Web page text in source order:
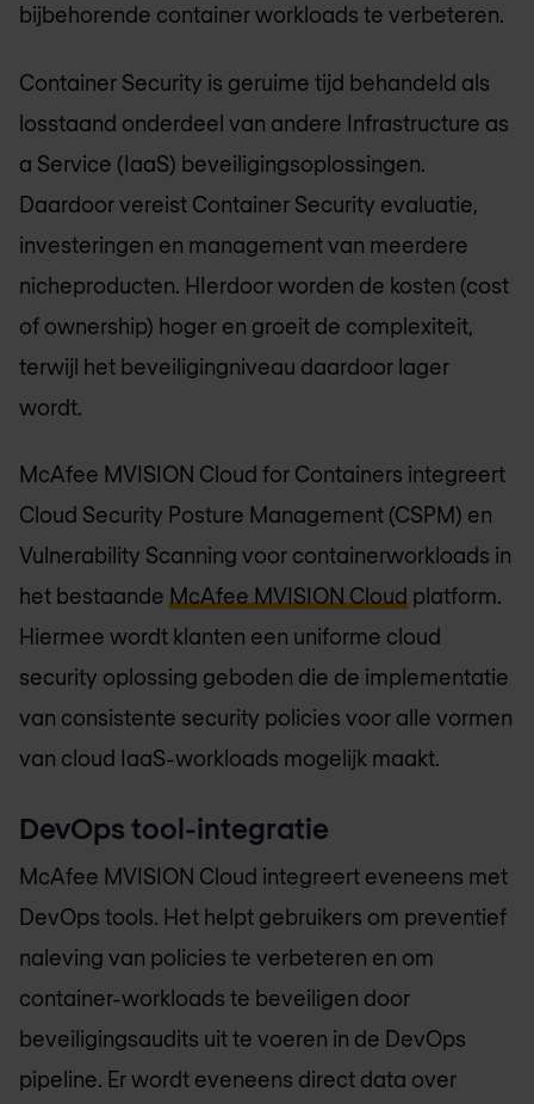
bijbehorende container workloads te verbeteren.
Container Security is geruime tijd behandeld als
losstaand onderdeel van andere Infrastructure as
a Service (IaaS) beveiligingsoplossingen.
Daardoor vereist Container Security evaluatie,
investeringen en management van meerdere
nicheproducten. HIerdoor worden de kosten (cost
of ownership) hoger en groeit de complexiteit,
terwijl het beveiligingniveau daardoor lager
wordt.
McAfee MVISION Cloud for Containers integreert
Cloud Security Posture Management (CSPM) en
Vulnerability Scanning voor containerworkloads in
het bestaande McAfee MVISION Cloud platform.
Hiermee wordt klanten een uniforme cloud
security oplossing geboden die de implementatie
van consistente security policies voor alle vormen
van cloud IaaS-workloads mogelijk maakt.
DevOps tool-integratie
McAfee MVISION Cloud integreert eveneens met
DevOps tools. Het helpt gebruikers om preventief
naleving van policies te verbeteren en om
container-workloads te beveiligen door
beveiligingsaudits uit te voeren in de DevOps
pipeline. Er wordt eveneens direct data over